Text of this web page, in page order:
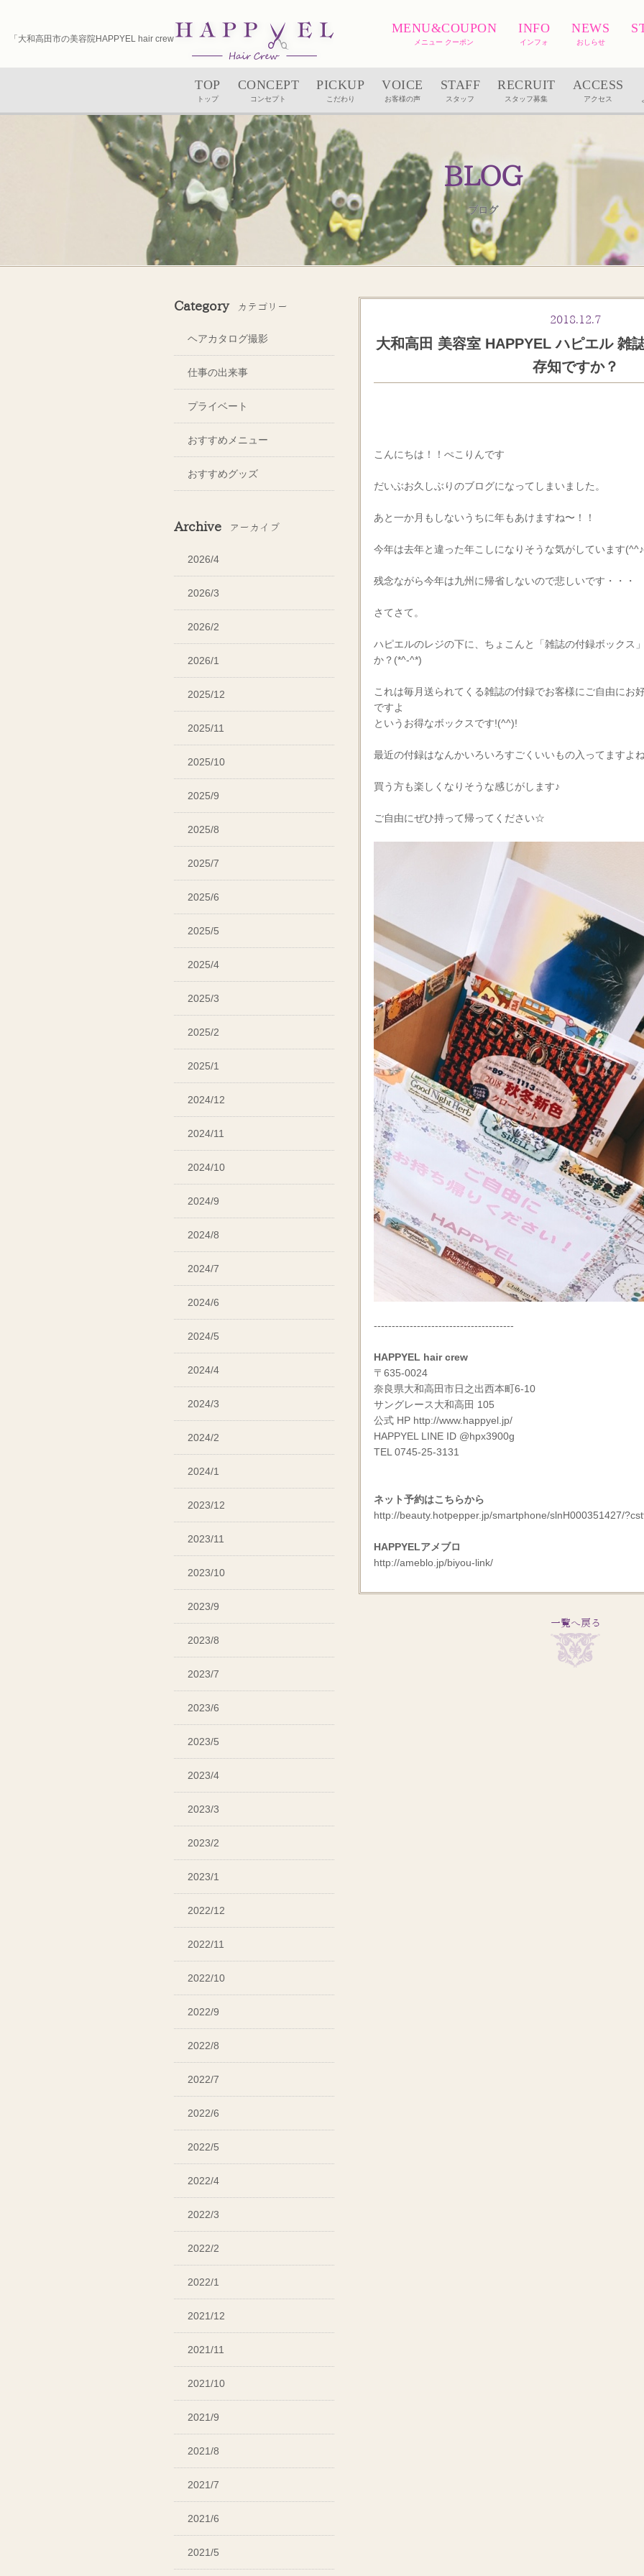
「大和高田市の美容院HAPPYEL hair crew（ハピエル）｜ユルルカヘッドスパ」
MENU&COUPON
メニュー クーポン
INFO
インフォ
NEWS
おしらせ
TOP
トップ
CONCEPT
コンセプト
PICKUP
こだわり
VOICE
お客様の声
STAFF
スタッフ
RECRUIT
スタッフ募集
ACCESS
アクセス
BLOG
ブログ
2018.12.7
大和高田 美容室 HAPPYEL ハピエル 雑
存知ですか？
こんにちは！！ぺこりんです
だいぶお久しぶりのブログになってしまいました。
あと一か月もしないうちに年もあけますね〜！！
今年は去年と違った年こしになりそうな気がしています(^^♪
残念ながら今年は九州に帰省しないので悲しいです・・・
さてさて。
ハピエルのレジの下に、ちょこんと「雑誌の付録ボックス
か？(*^-^*)
これは毎月送られてくる雑誌の付録でお客様にご自由にお
ですよ
というお得なボックスです!(^^)!
最近の付録はなんかいろいろすごくいいもの入ってますよ
買う方も楽しくなりそうな感じがします♪
ご自由にぜひ持って帰ってください☆
---------------------------------------
HAPPYEL hair crew
〒635-0024
奈良県大和高田市日之出西本町6-10
サングレース大和高田 105
公式 HP http://www.happyel.jp/
HAPPYEL LINE ID @hpx3900g
TEL 0745-25-3131
ネット予約はこちらから
http://beauty.hotpepper.jp/smartphone/slnH000351427/
HAPPYELアメブロ
http://ameblo.jp/biyou-link/
一覧へ戻る
Category カテゴリー
ヘアカタログ撮影
仕事の出来事
プライベート
おすすめメニュー
おすすめグッズ
Archive アーカイブ
2026/4
2026/3
2026/2
2026/1
2025/12
2025/11
2025/10
2025/9
2025/8
2025/7
2025/6
2025/5
2025/4
2025/3
2025/2
2025/1
2024/12
2024/11
2024/10
2024/9
2024/8
2024/7
2024/6
2024/5
2024/4
2024/3
2024/2
2024/1
2023/12
2023/11
2023/10
2023/9
2023/8
2023/7
2023/6
2023/5
2023/4
2023/3
2023/2
2023/1
2022/12
2022/11
2022/10
2022/9
2022/8
2022/7
2022/6
2022/5
2022/4
2022/3
2022/2
2022/1
2021/12
2021/11
2021/10
2021/9
2021/8
2021/7
2021/6
2021/5